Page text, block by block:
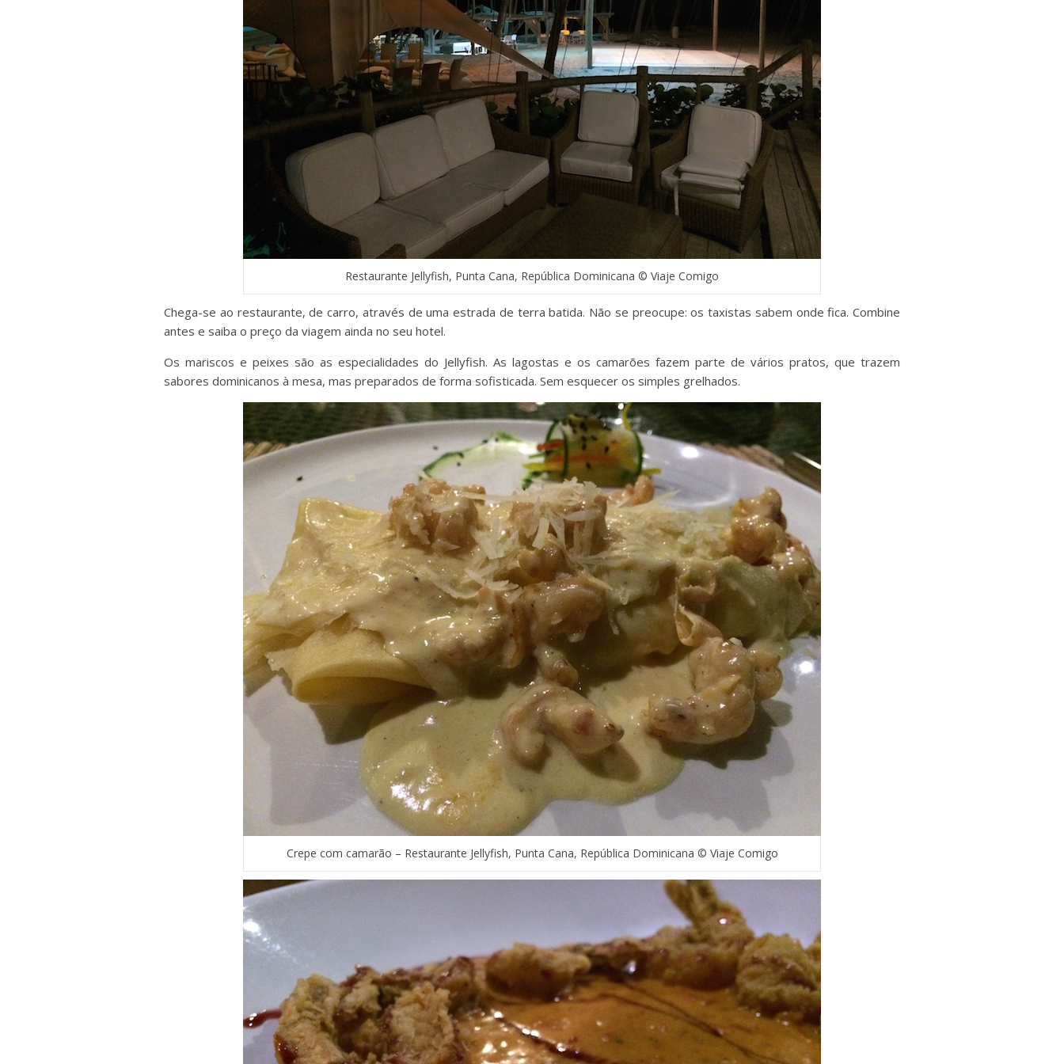
Restaurante Jellyfish, Punta Cana, República Dominicana © Viaje Comigo
Chega-se ao restaurante, de carro, através de uma estrada de terra batida. Não se preocupe: os taxistas sabem onde fica. Combine
antes e saiba o preço da viagem ainda no seu hotel.
Os mariscos e peixes são as especialidades do Jellyfish. As lagostas e os camarões fazem parte de vários pratos, que trazem
sabores dominicanos à mesa, mas preparados de forma sofisticada. Sem esquecer os simples grelhados.
Crepe com camarão – Restaurante Jellyfish, Punta Cana, República Dominicana © Viaje Comigo